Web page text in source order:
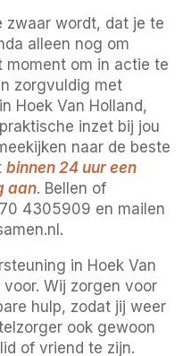
zwaar wordt, dat je te
alleen nog om
moment om in actie te
zorgvuldig met
Hoek Van Holland,
inzet bij jou
naar de beste
binnen 24 uur een
aan. Bellen of
4305909 en mailen
in Hoek Van
Wij zorgen voor
hulp, zodat jij weer
ook gewoon
of vriend te zijn.